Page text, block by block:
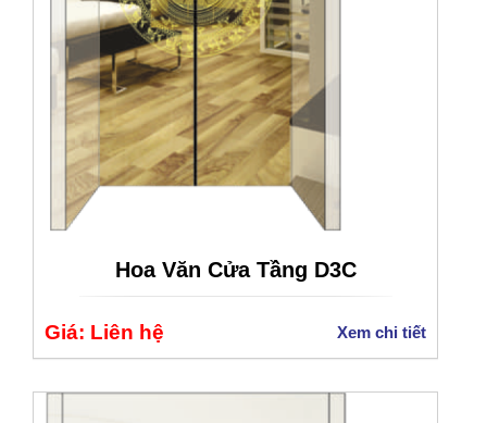
Hoa Văn Cửa Tầng D3C
Giá: Liên hệ Xem chi tiết